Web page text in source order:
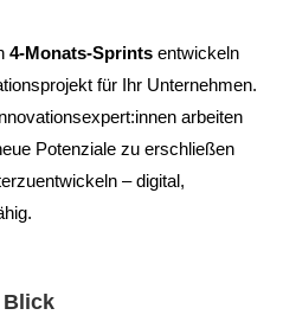
4-Monats-Sprints entwickeln
für Ihr Unternehmen.
arbeiten
Potenziale zu erschließen
– digital,
Blick